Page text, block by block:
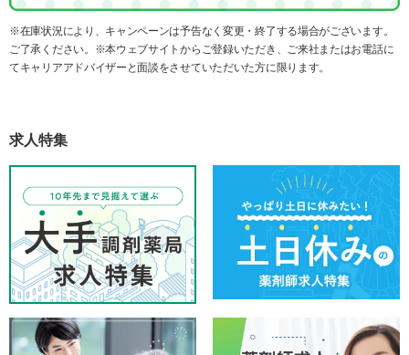
※在庫状況により、キャンペーンは予告なく変更・終了する場合がございます。
ご了承ください。※本ウェブサイトからご登録いただき、ご来社またはお電話に
てキャリアアドバイザーと面談をさせていただいた方に限ります。
求人特集